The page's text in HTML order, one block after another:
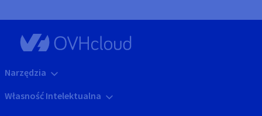
Narzędzia
Własność Intelektualna